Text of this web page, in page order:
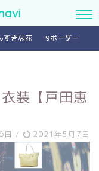
すきな花 9ボーダー
装【戸田恵
日 / 2021年5月7日